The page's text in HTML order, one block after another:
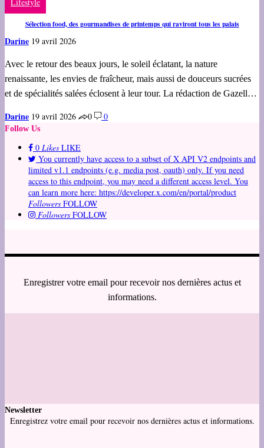
Sélection food, des gourmandises de printemps qui raviront tous les palais
Darine 19 avril 2026
Avec le retour des beaux jours, le soleil éclatant, la nature
renaissante, les envies de fraîcheur, mais aussi de douceurs sucrées
et de spécialités salées éclosent à leur tour. La rédaction de Gazell…
Darine 19 avril 2026 0 0
Follow Us
0 Likes LIKE
You currently have access to a subset of X API V2 endpoints and
limited v1.1 endpoints (e.g. media post, oauth) only. If you need
access to this endpoint, you may need a different access level. You
can learn more here: https://developer.x.com/en/portal/product
Followers FOLLOW
Followers FOLLOW
Enregistrer votre email pour recevoir nos dernières actus et
informations.
Newsletter
Enregistrez votre email pour recevoir nos dernières actus et informations.